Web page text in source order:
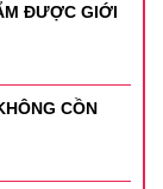
ĐƯỢC GIỚI
CỒN